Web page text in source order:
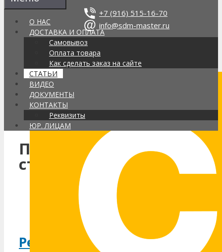
Перейти
содержимому
+7 (916) 515-16-70
info@sdm-master.ru
О НАС
ДОСТАВКА И ОПЛАТА
Самовывоз
Оплата товара
Как сделать заказ на сайте
СТАТЬИ
ВИДЕО
ДОКУМЕНТЫ
КОНТАКТЫ
Реквизиты
ЮР. ЛИЦАМ
товаров
Каталог
Полезные
статьи
Рекомендации